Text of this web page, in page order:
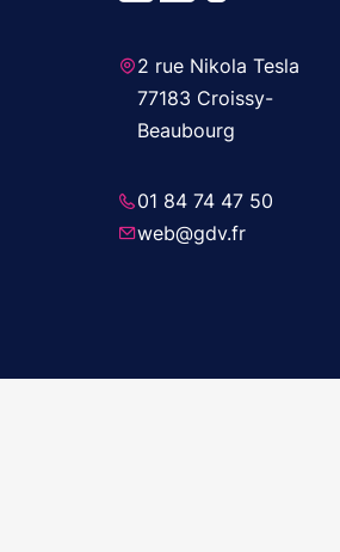
2 rue Nikola Tesla
77183 Croissy-
Beaubourg
01 84 74 47 50
web@gdv.fr